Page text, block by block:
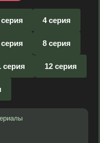
4 серия
8 серия
серия 12 серия